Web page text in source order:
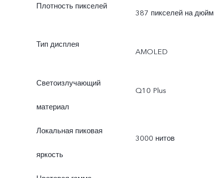
Плотность пикселей
387 пикселей на дюйм
Тип дисплея
AMOLED
Светоизлучающий
материал
Q10 Plus
Локальная пиковая
яркость
3000 нитов